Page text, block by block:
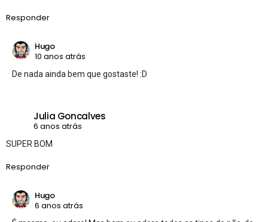
Responder
Hugo
10 anos atrás
De nada ainda bem que gostaste! :D
Julia Goncalves
6 anos atrás
SUPER BOM
Responder
Hugo
6 anos atrás